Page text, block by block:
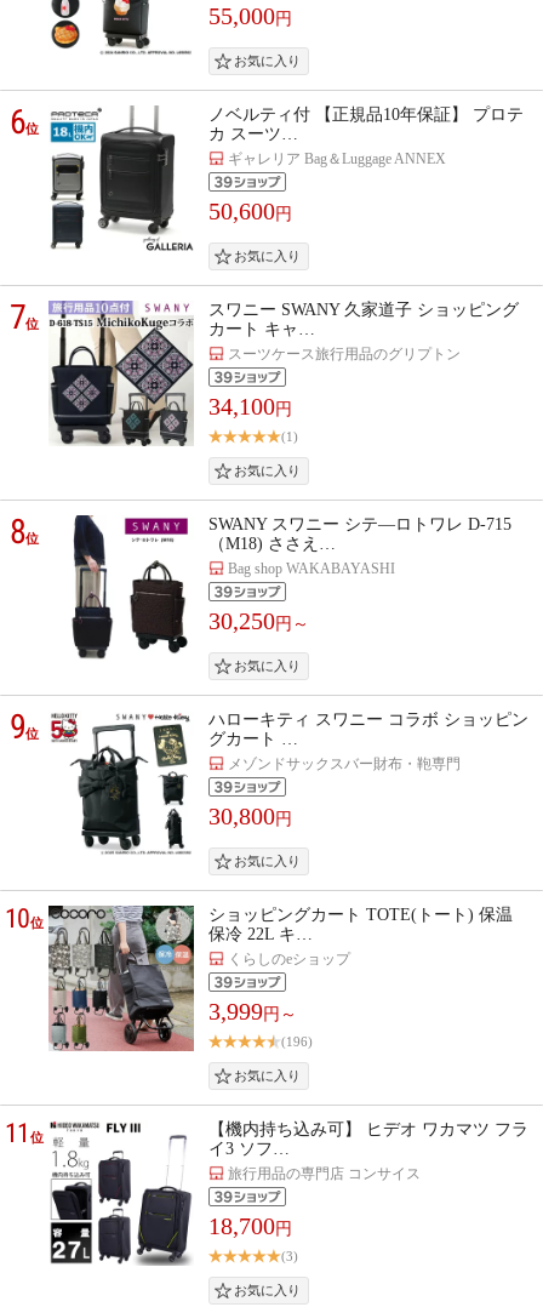
55,000円
6位
ノベルティ付 【正規品10年保証】 プロテ
カ スーツ…
ギャレリア Bag＆Luggage ANNEX
50,600円
7位
スワニー SWANY 久家道子 ショッピング
カート キャ…
スーツケース旅行用品のグリプトン
34,100円
(1)
8位
SWANY スワニー シテ—ロトワレ D-715
（M18) ささえ…
Bag shop WAKABAYASHI
30,250円～
9位
ハローキティ スワニー コラボ ショッピン
グカート …
メゾンドサックスバー財布・鞄専門
30,800円
10位
ショッピングカート TOTE(トート) 保温
保冷 22L キ…
くらしのeショップ
3,999円～
(196)
11位
【機内持ち込み可】 ヒデオ ワカマツ フラ
イ3 ソフ…
旅行用品の専門店 コンサイス
18,700円
(3)